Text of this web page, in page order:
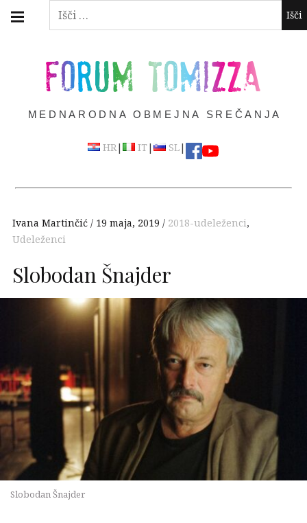
Išči:
Skip
FORUM TOMIZZA
MEDNARODNA OBMEJNA SREČANJA
HR| IT | SL|
navigation
Ivana Martinčić 19 maja, 2019 2018-udeleženci,
Udeleženci
Slobodan Šnajder
Slobodan Šnajder